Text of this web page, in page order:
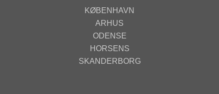
KØBENHAVN
ARHUS
ODENSE
HORSENS
SKANDERBORG